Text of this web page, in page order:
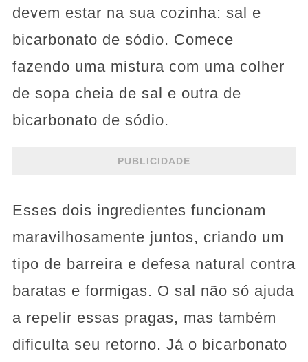
devem estar na sua cozinha: sal e
bicarbonato de sódio. Comece
fazendo uma mistura com uma colher
de sopa cheia de sal e outra de
bicarbonato de sódio.
PUBLICIDADE
Esses dois ingredientes funcionam
maravilhosamente juntos, criando um
tipo de barreira e defesa natural contra
baratas e formigas. O sal não só ajuda
a repelir essas pragas, mas também
dificulta seu retorno. Já o bicarbonato